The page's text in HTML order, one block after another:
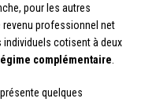
pour les autres
revenu professionnel net
individuels cotisent à deux
complémentaire
quelques